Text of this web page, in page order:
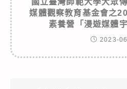
媒體觀察教育基金會之
素養營「漫遊媒體
2023-